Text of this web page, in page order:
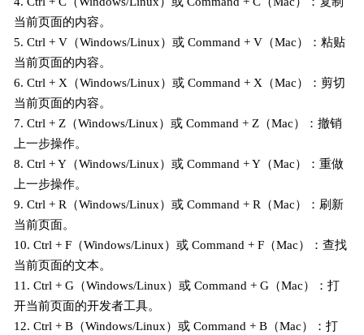
当前页面的内容。
5. Ctrl + V（Windows/Linux）或 Command + V（Mac）：粘贴
当前页面的内容。
6. Ctrl + X（Windows/Linux）或 Command + X（Mac）：剪切
当前页面的内容。
7. Ctrl + Z（Windows/Linux）或 Command + Z（Mac）：撤销
上一步操作。
8. Ctrl + Y（Windows/Linux）或 Command + Y（Mac）：重做
上一步操作。
9. Ctrl + R（Windows/Linux）或 Command + R（Mac）：刷新
当前页面。
10. Ctrl + F（Windows/Linux）或 Command + F（Mac）：查找
当前页面的文本。
11. Ctrl + G（Windows/Linux）或 Command + G（Mac）：打
开当前页面的开发者工具。
12. Ctrl + B（Windows/Linux）或 Command + B（Mac）：打